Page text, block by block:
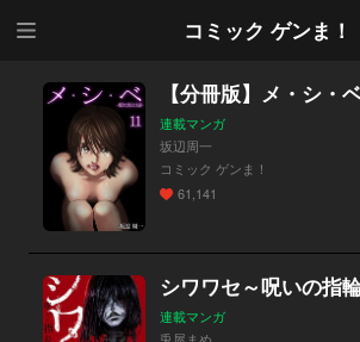
コミック ゲンま！
【分冊版】メ・シ・
連載マンガ
坂辺周一
コミック ゲンま！
61,141
シワワセ～呪いの指
連載マンガ